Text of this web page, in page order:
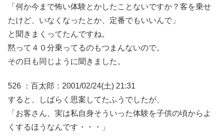
「何か今まで怖い体験とかしたことないですか？客を乗せ
たけど、いなくなったとか、定番でもいいんで」
と聞きまくってたんですね。
黙って４０分乗ってるのもつまんないので。
その日も同じように聞きました。
526 ：百太郎：2001/02/24(土) 21:31
すると、しばらく思案してたふうでしたが、
「お客さん、実は私自身そういった体験を子供の頃からよ
くするほうなんです・・・」